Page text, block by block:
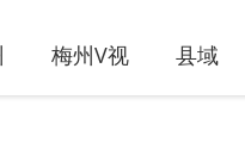
梅州V视 县域